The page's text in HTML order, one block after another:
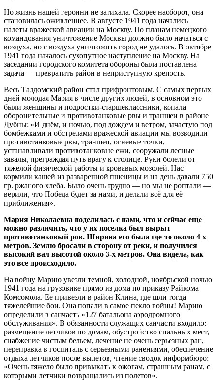
Но жизнь нашей героини не затихала. Скорее наоборот, она
становилась оживленнее. В августе 1941 года начались
налеты вражеской авиации на Москву. По планам немецкого
командования уничтожение Москвы должно было начаться с
воздуха, но с воздуха уничтожить город не удалось. В октябре
1941 года началось сухопутное наступление на Москву. На
заседании городского комитета обороны была поставлена
задача — превратить район в неприступную крепость.
Весь Талдомский район стал прифронтовым. С самых первых
дней молодая Мария в числе других людей, в основном это
были женщины и подростки-старшеклассники, копала
оборонительные и противотанковые рвы и траншеи в районе
Дубны: «И днём, и ночью, под дождем и ветром, зачастую под
бомбежками и обстрелами вражеской авиации мы возводили
противотанковые рвы, траншеи, огневые точки,
устанавливали противотанковые ежи, сооружали лесные
завалы, преграждая путь врагу к столице. Руки болели от
тяжелой физической работы и кровавых мозолей. Нас
кормили кашей из разваренной пшеницы и на день давали 750
гр. ржаного хлеба. Было очень трудно — но мы не роптали —
верили, что Победа будет за нами, и делали всё для её
приближения».
Мария Николаевна поделилась с нами, что и сейчас еще
можно различить, что у их поселка был вырыт
противотанковый ров. Ширина его была где-то около 4-х
метров. Землю бросали в сторону от реки, и получился
высокий вал высотой около 3-х метров. Она видела, как
это все происходило.
На войну Марию увезли темной, холодной, ноябрьской ночью
1941 года на грузовике прямо из дома по приказу Райкома
Комсомола. Ее привезли в район Клина, где шли тогда
тяжелейшие бои. Она попали в самое пекло войны! Марию
определили в санчасть «127 батальона аэродромного
обслуживания». В обязанности служащих санчасти входило:
размещение летчиков по домам, обустройство спальных мест,
снабжение чистым бельем, лечение не очень серьезных ран,
переправка в госпиталь с серьезными ранениями, обеспечение
отдыха летчиков после вылетов, чтение сводок информбюро:
«Очень тяжело было привыкать к ожогам, страшным ранам, с
которыми летчики возвращались из полетов».